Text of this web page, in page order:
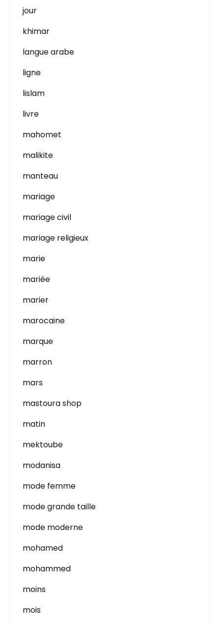
jour
khimar
langue arabe
ligne
lislam
livre
mahomet
malikite
manteau
mariage
mariage civil
mariage religieux
marie
mariée
marier
marocaine
marque
marron
mars
mastoura shop
matin
mektoube
modanisa
mode femme
mode grande taille
mode moderne
mohamed
mohammed
moins
mois